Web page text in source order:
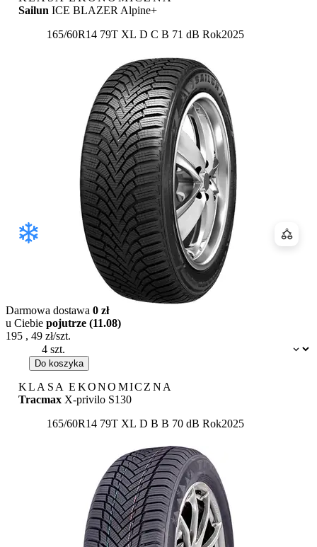
Sailun ICE BLAZER Alpine+
165/60R14 79T XL Etykieta:
D C B 71 dB Rok2025
Dostępność:
Darmowa dostawa 0 zł
u Ciebie pojutrze (11.08)
195 , 49 zł/szt.
Do koszyka
KLASA EKONOMICZNA
Tracmax X-privilo S130
165/60R14 79T XL Etykieta:
D B B 70 dB Rok2025